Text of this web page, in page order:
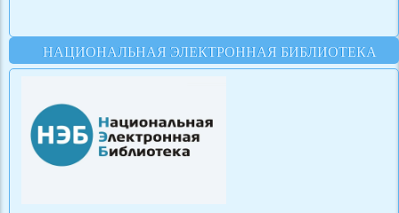
НАЦИОНАЛЬНАЯ ЭЛЕКТРОННАЯ БИБЛИОТЕКА